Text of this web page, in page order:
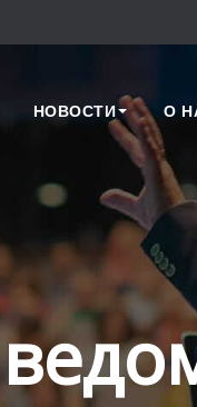
НОВОСТИ О